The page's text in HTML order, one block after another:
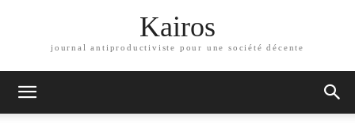
Kairos
journal antiproductiviste pour une société décente